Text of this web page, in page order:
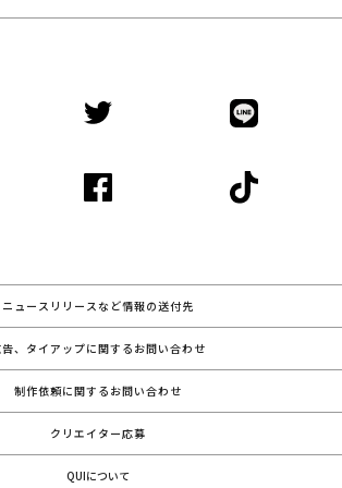
ニュースリリースなど情報の送付先
、タイアップに関するお問い合わせ
制作依頼に関するお問い合わせ
クリエイター応募
QUIについて